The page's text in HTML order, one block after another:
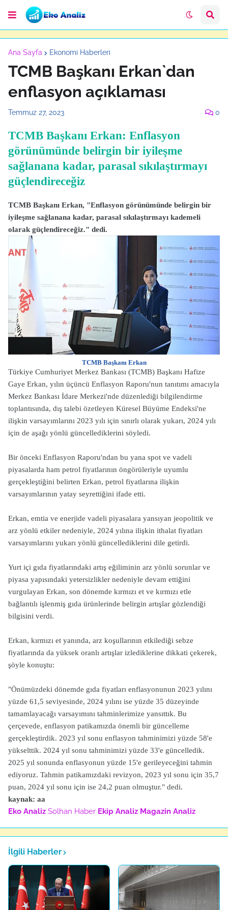
Ana Sayfa Ekonomi Haberleri
TCMB Başkanı Erkan`dan
enflasyon açıklaması
Temmuz 27, 2023 0
TCMB Başkanı Erkan: Enflasyon
görünümünde belirgin bir iyileşme
sağlanana kadar, parasal sıkılaştırmayı
güçlendireceğiz
TCMB Başkanı Erkan, "Enflasyon görünümünde belirgin bir
iyileşme sağlanana kadar, parasal sıkılaştırmayı kademeli
olarak güçlendireceğiz." dedi.
TCMB Başkanı Erkan
Türkiye Cumhuriyet Merkez Bankası (TCMB) Başkanı Hafize
Gaye Erkan, yılın üçüncü Enflasyon Raporu'nun tanıtımı amacıyla
Merkez Bankası İdare Merkezi'nde düzenlediği bilgilendirme
toplantısında, dış talebi özetleyen Küresel Büyüme Endeksi'ne
ilişkin varsayımlarını 2023 yılı için sınırlı olarak yukarı, 2024 yılı
için de aşağı yönlü güncellediklerini söyledi.
Bir önceki Enflasyon Raporu'ndan bu yana spot ve vadeli
piyasalarda ham petrol fiyatlarının öngörüleriyle uyumlu
gerçekleştiğini belirten Erkan, petrol fiyatlarına ilişkin
varsayımlarının yatay seyrettiğini ifade etti.
Erkan, emtia ve enerjide vadeli piyasalara yansıyan jeopolitik ve
arz yönlü etkiler nedeniyle, 2024 yılına ilişkin ithalat fiyatları
varsayımlarını yukarı yönlü güncellediklerini dile getirdi.
Yurt içi gıda fiyatlarındaki artış eğiliminin arz yönlü sorunlar ve
piyasa yapısındaki yetersizlikler nedeniyle devam ettiğini
vurgulayan Erkan, son dönemde kırmızı et ve kırmızı etle
bağlantılı işlenmiş gıda ürünlerinde belirgin artışlar gözlendiği
bilgisini verdi.
Erkan, kırmızı et yanında, arz koşullarının etkilediği sebze
fiyatlarında da yüksek oranlı artışlar izlediklerine dikkati çekerek,
şöyle konuştu:
"Önümüzdeki dönemde gıda fiyatları enflasyonunun 2023 yılını
yüzde 61,5 seviyesinde, 2024 yılını ise yüzde 35 düzeyinde
tamamlayacağı varsayımını tahminlerimize yansıttık. Bu
çerçevede, enflasyon patikamızda önemli bir güncelleme
gerçekleştirdik. 2023 yıl sonu enflasyon tahminimizi yüzde 58'e
yükselttik. 2024 yıl sonu tahminimizi yüzde 33'e güncelledik.
2025 yıl sonunda enflasyonun yüzde 15'e gerileyeceğini tahmin
ediyoruz. Tahmin patikamızdaki revizyon, 2023 yıl sonu için 35,7
puan, 2024 yıl sonu için ise 24,2 puan olmuştur." dedi.
kaynak: aa
Eko Analiz Solhan Haber Ekip Analiz Magazin Analiz
İlgili Haberler